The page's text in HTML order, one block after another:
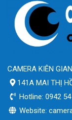
CAMERA KIÊN
141A MAI THỊ
Hotline: 0942
Website: